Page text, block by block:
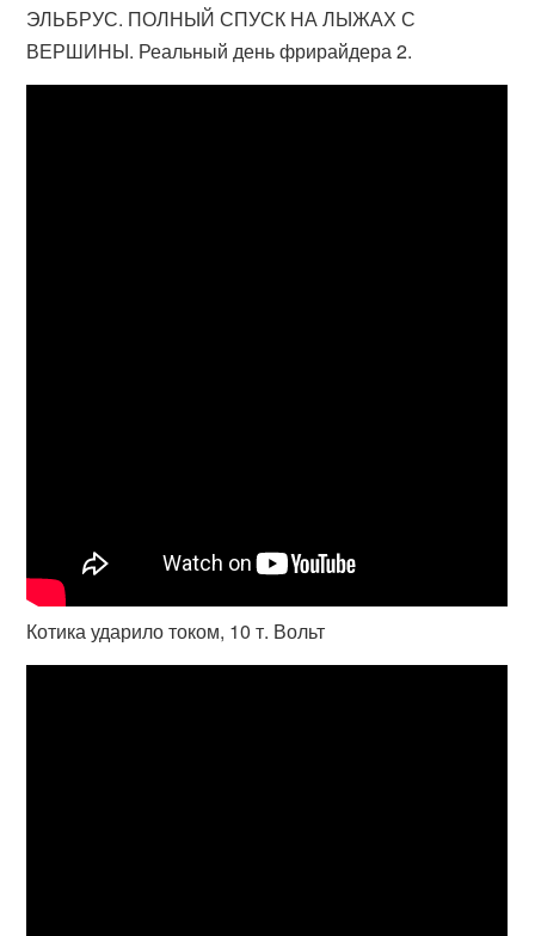
ЭЛЬБРУС. ПОЛНЫЙ СПУСК НА ЛЫЖАХ С
ВЕРШИНЫ. Реальный день фрирайдера 2.
Котика ударило током, 10 т. Вольт